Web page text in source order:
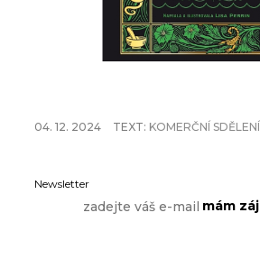
04. 12. 2024 TEXT: KOMERČNÍ SDĚLENÍ
Newsletter